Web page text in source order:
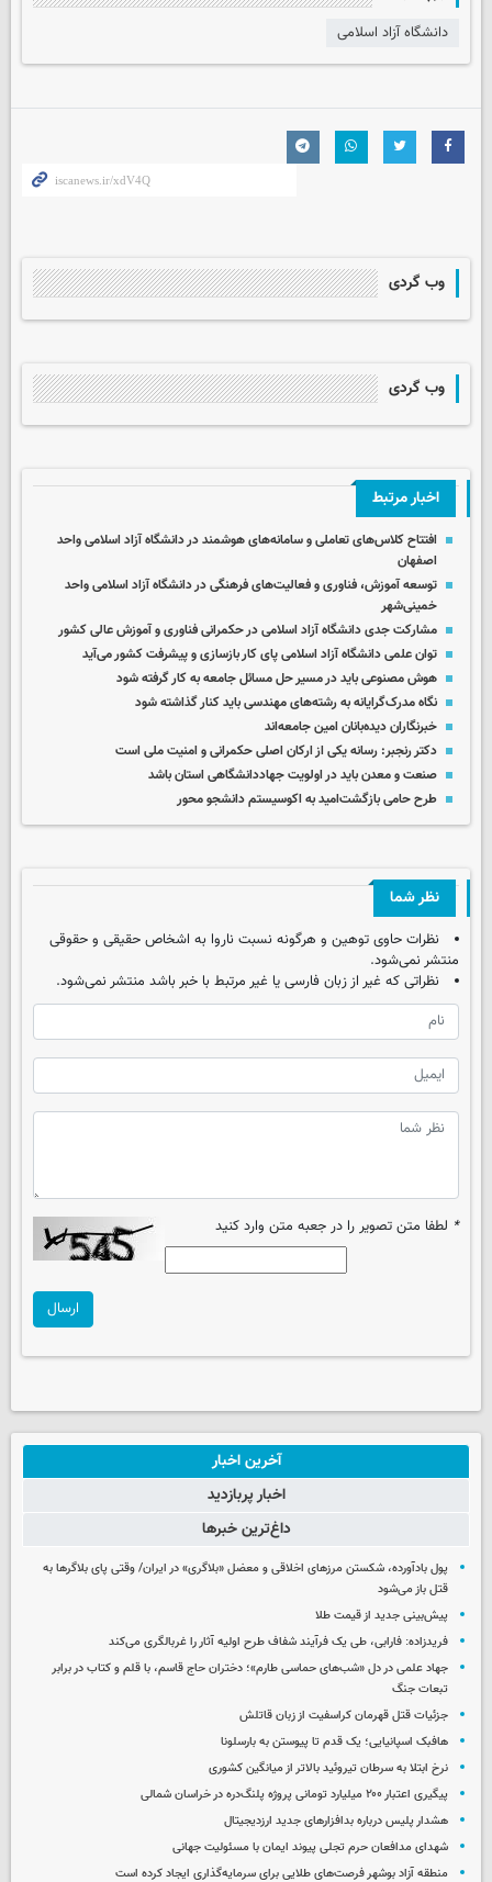
دانشگاه آزاد اسلامی
وب گردی
وب گردی
اخبار مرتبط
افتتاح کلاس‌های تعاملی و سامانه‌های هوشمند در دانشگاه آزاد اسلامی واحد
اصفهان
توسعه آموزش، فناوری و فعالیت‌های فرهنگی در دانشگاه آزاد اسلامی واحد
خمینی‌شهر
مشارکت جدی دانشگاه آزاد اسلامی در حکمرانی فناوری و آموزش عالی کشور
توان علمی دانشگاه آزاد اسلامی پای کار بازسازی و پیشرفت کشور می‌آید
هوش مصنوعی باید در مسیر حل مسائل جامعه به کار گرفته شود
نگاه مدرک‌گرایانه به رشته‌های مهندسی باید کنار گذاشته شود
خبرنگاران دیده‌بانان امین جامعه‌اند
دکتر رنجبر: رسانه یکی از ارکان اصلی حکمرانی و امنیت ملی است
صنعت و معدن باید در اولویت جهاددانشگاهی استان باشد
طرح حامی بازگشت‌امید به اکوسیستم دانشجو محور
نظر شما
نظرات حاوی توهین و هرگونه نسبت ناروا به اشخاص حقیقی و حقوقی
منتشر نمی‌شود.
نظراتی که غیر از زبان فارسی یا غیر مرتبط با خبر باشد منتشر نمی‌شود.
* لطفا متن تصویر را در جعبه متن وارد کنید
ارسال
آخرین اخبار
اخبار پربازدید
داغ‌ترین خبرها
پول بادآورده، شکستن مرزهای اخلاقی و معضل «بلاگری» در ایران/ وقتی پای بلاگرها به
قتل باز می‌شود
پیش‌بینی جدید از قیمت طلا
فریدزاده: فارابی، طی یک فرآیند شفاف طرح اولیه آثار را غربالگری می‌کند
جهاد علمی در دل «شب‌های حماسی طارم»؛ دختران حاج قاسم، با قلم و کتاب در برابر
تبعات جنگ
جزئیات قتل قهرمان کراسفیت از زبان قاتلش
هافبک اسپانیایی؛ یک قدم تا پیوستن به بارسلونا
نرخ ابتلا به سرطان تیروئید بالاتر از میانگین کشوری
پیگیری اعتبار ۲۰۰ میلیارد تومانی پروژه پلنگ‌دره در خراسان شمالی
هشدار پلیس درباره بدافزارهای جدید ارزدیجیتال
شهدای مدافعان حرم تجلی پیوند ایمان با مسئولیت جهانی
منطقه آزاد بوشهر فرصت‌های طلایی برای سرمایه‌گذاری ایجاد کرده است